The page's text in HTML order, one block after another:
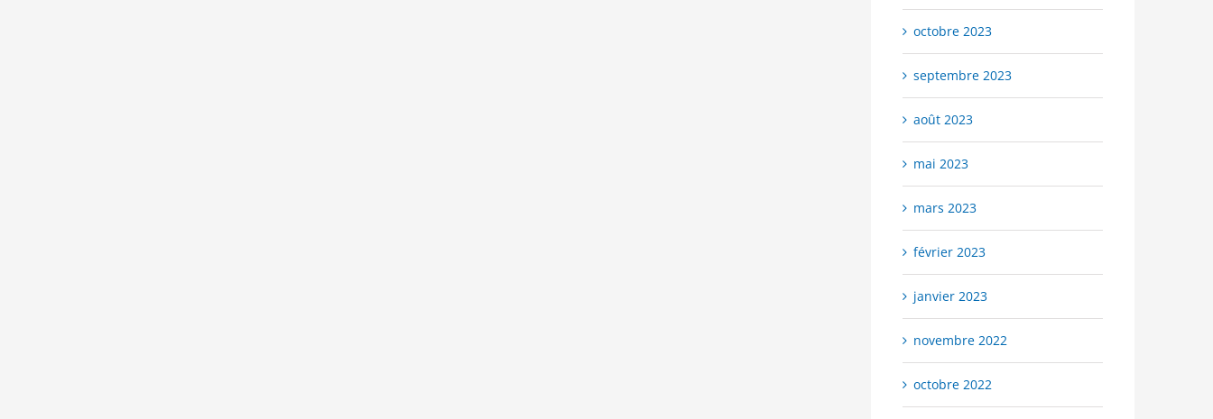
octobre 2023
septembre 2023
août 2023
mai 2023
mars 2023
février 2023
janvier 2023
novembre 2022
octobre 2022